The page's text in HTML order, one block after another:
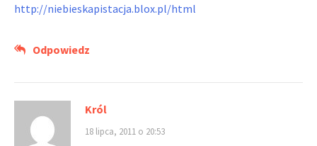
http://niebieskapistacja.blox.pl/html
Odpowiedz
Król
18 lipca, 2011 o 20:53